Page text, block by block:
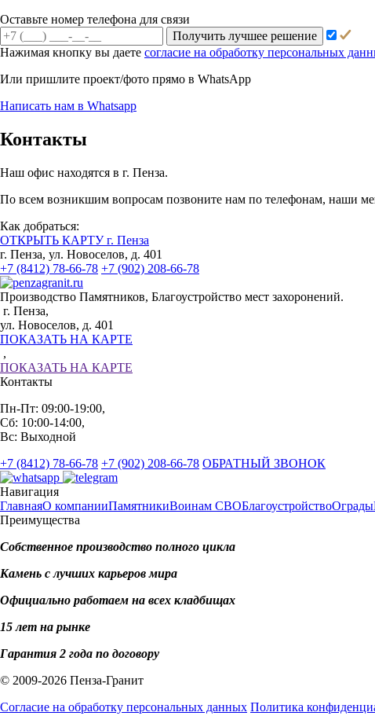
Оставьте номер телефона для связи
Получить лучшее решение
Нажимая кнопку вы даете согласие на обработку персональных
Или пришлите проект/фото прямо в WhatsApp
Написать нам в Whatsapp
Контакты
Наш офис находятся в г. Пенза.
По всем возникшим вопросам позвоните нам по телефонам, наши
Как добраться:
ОТКРЫТЬ КАРТУ г. Пенза
г. Пенза, ул. Новоселов, д. 401
+7 (8412) 78-66-78 +7 (902) 208-66-78
Производство Памятников, Благоустройство мест захоронений.
г. Пенза,
ул. Новоселов, д. 401
ПОКАЗАТЬ НА КАРТЕ
,
ПОКАЗАТЬ НА КАРТЕ
Контакты
Пн-Пт: 09:00-19:00,
Сб: 10:00-14:00,
Вс: Выходной
+7 (8412) 78-66-78 +7 (902) 208-66-78 ОБРАТНЫЙ ЗВОНОК
Навигация
ГлавнаяО компанииПамятникиВоинам СВОБлагоустройствоОграды
Преимущества
Собственное производство полного цикла
Камень с лучших карьеров мира
Официально работаем на всех кладбищах
15 лет на рынке
Гарантия 2 года по договору
© 2009-2026 Пенза-Гранит
Согласие на обработку персональных данных Политика